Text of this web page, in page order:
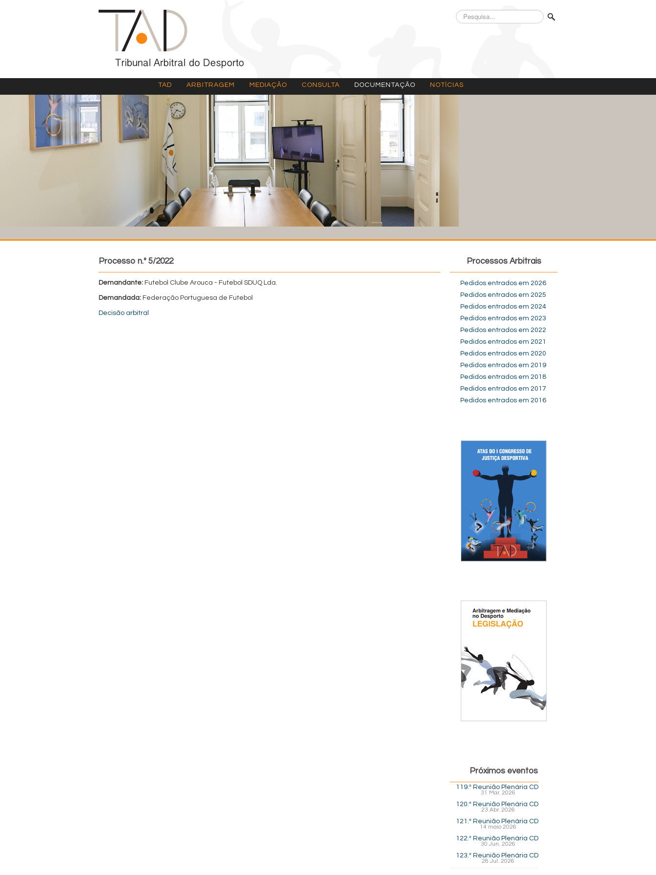
Pesquisa...
TAD ARBITRAGEM MEDIAÇÃO CONSULTA DOCUMENTAÇÃO NOTÍCIAS
Processo n.º 5/2022
Demandante: Futebol Clube Arouca - Futebol SDUQ Lda.
Demandada: Federação Portuguesa de Futebol
Decisão arbitral
Processos Arbitrais
Pedidos entrados em 2026
Pedidos entrados em 2025
Pedidos entrados em 2024
Pedidos entrados em 2023
Pedidos entrados em 2022
Pedidos entrados em 2021
Pedidos entrados em 2020
Pedidos entrados em 2019
Pedidos entrados em 2018
Pedidos entrados em 2017
Pedidos entrados em 2016
Próximos eventos
119.ª Reunião Plenária CD
31 Mar. 2026
120.ª Reunião Plenária CD
23 Abr. 2026
121.ª Reunião Plenária CD
14 maio 2026
122.ª Reunião Plenária CD
30 Jun. 2026
123.ª Reunião Plenária CD
28 Jul. 2026